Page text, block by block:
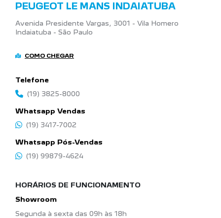
PEUGEOT LE MANS INDAIATUBA
Avenida Presidente Vargas, 3001 - Vila Homero
Indaiatuba - São Paulo
COMO CHEGAR
Telefone
(19) 3825-8000
Whatsapp Vendas
(19) 3417-7002
Whatsapp Pós-Vendas
(19) 99879-4624
HORÁRIOS DE FUNCIONAMENTO
Showroom
Segunda à sexta das 09h às 18h